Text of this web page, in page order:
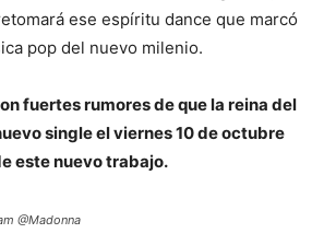
ese espíritu dance que marcó
pop del nuevo milenio.
fuertes rumores de que la reina del
single el viernes 10 de octubre
este nuevo trabajo.
@Madonna